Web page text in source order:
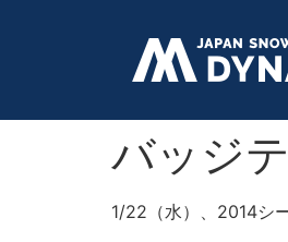
バッジ
1/22（水）、2014シ